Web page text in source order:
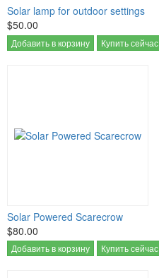
Solar lamp for outdoor settings
$50.00
Добавить в корзину Купить сейчас
Solar Powered Scarecrow
$80.00
Добавить в корзину Купить сейчас